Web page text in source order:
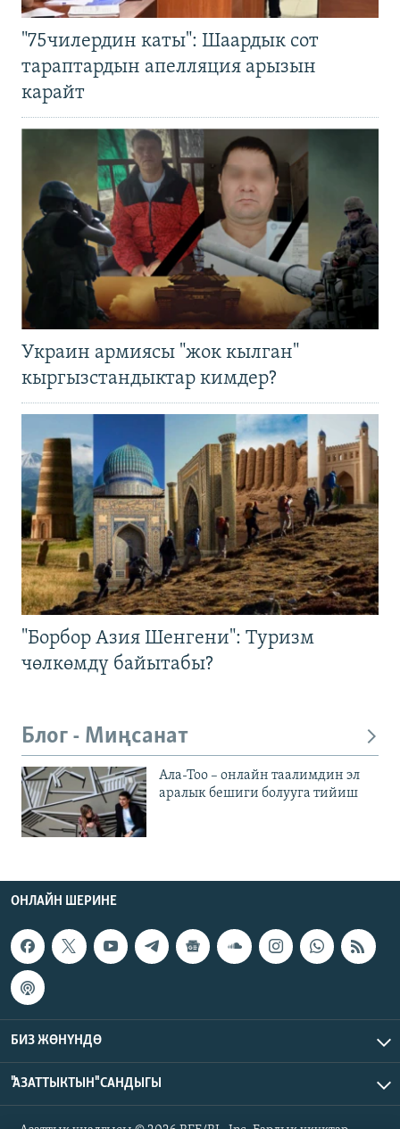
"75чилердин каты": Шаардык сот
тараптардын апелляция арызын
карайт
Украин армиясы "жок кылган"
кыргызстандыктар кимдер?
"Борбор Азия Шенгени": Туризм
чөлкөмдү байытабы?
Блог - Миңсанат
Ала-Тоо – онлайн таалимдин эл
аралык бешиги болууга тийиш
ОНЛАЙН ШЕРИНЕ
БИЗ ЖӨНҮНДӨ
"АЗАТТЫКТЫН" САНДЫГЫ